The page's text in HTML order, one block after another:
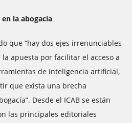
la abogacía
que “hay dos ejes irrenunciables
apuesta por facilitar el acceso a
de inteligencia artificial,
que exista una brecha
Desde el ICAB se están
las principales editoriales